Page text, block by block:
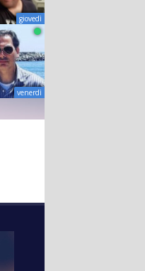
giovedì
venerdì